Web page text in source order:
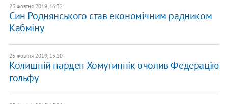
25 жовтня 2019, 16:32
Син Роднянського став економічним радником
Кабміну
25 жовтня 2019, 15:20
Колишній нардеп Хомутиннік очолив Федерацію
гольфу